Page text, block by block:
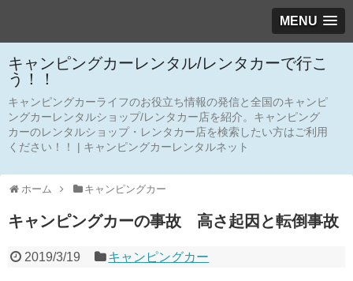
MENU
キャンピングカーレンタル/レンタカーで行こ
う！！
キャンピングカーライフのお役立ち情報の発信と全国のキャンピ
ングカーレンタルショップ/レンタカー店を紹介。キャンピング
カーのレンタルショップ・レンタカー店を検索したい方はご利用
ください！！ | キャンピングカーレンタルネット
ホーム キャンピングカー
キャンピングカーの事故 高さ起因と転倒事故
2019/3/19 キャンピングカー